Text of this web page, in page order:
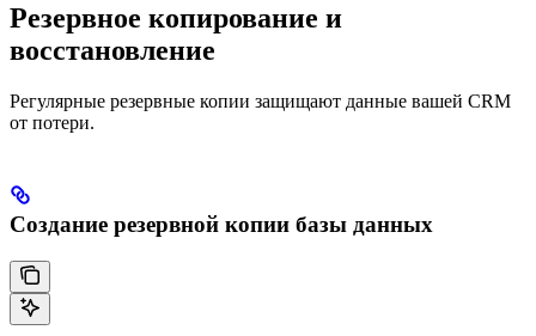
Резервное копирование и
восстановление
Регулярные резервные копии защищают данные вашей CRM
от потери.
Создание резервной копии базы данных